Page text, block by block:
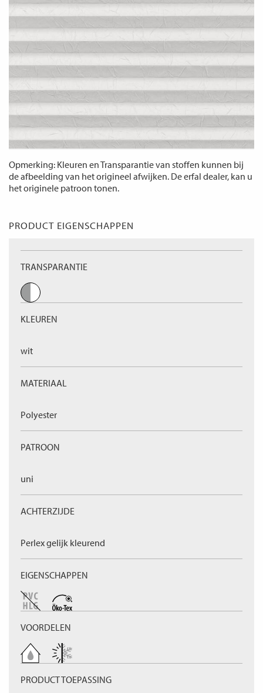
Opmerking: Kleuren en Transparantie van stoffen kunnen bij
de afbeelding van het origineel afwijken. De erfal dealer, kan u
het originele patroon tonen.
PRODUCT EIGENSCHAPPEN
TRANSPARANTIE
KLEUREN
wit
MATERIAAL
Polyester
PATROON
uni
ACHTERZIJDE
Perlex gelijk kleurend
EIGENSCHAPPEN
VOORDELEN
PRODUCT TOEPASSING